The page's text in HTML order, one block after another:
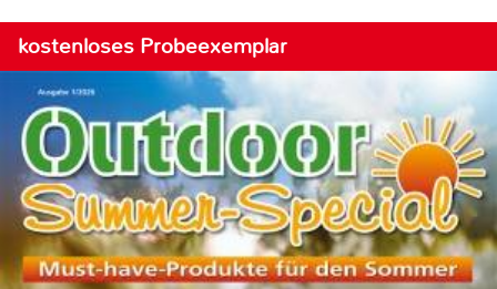
kostenloses Probeexemplar